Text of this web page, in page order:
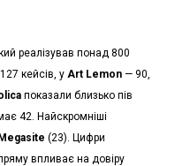
реалізував понад 800
кейсів, у Art Lemon— 90,
показали близько пів
42. Найскромніші
(23). Цифри
впливає на довіру